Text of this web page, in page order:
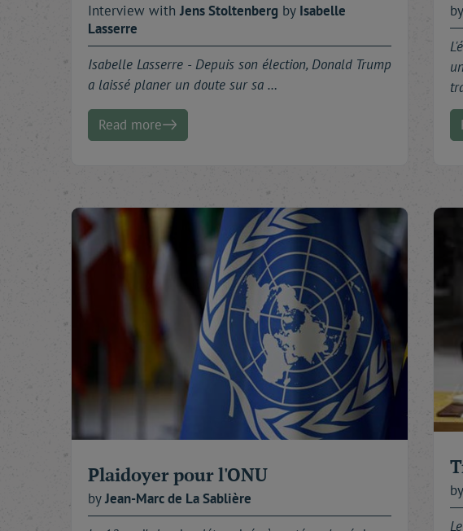
Interview withJensStoltenberg by Isabelle
Lasserre
Isabelle Lasserre - Depuis son élection, Donald Trump
a laissé planer un doute sur sa …
Read more
by
Plaidoyer pour l'ONU
byJean-Marcde La Sablière
by